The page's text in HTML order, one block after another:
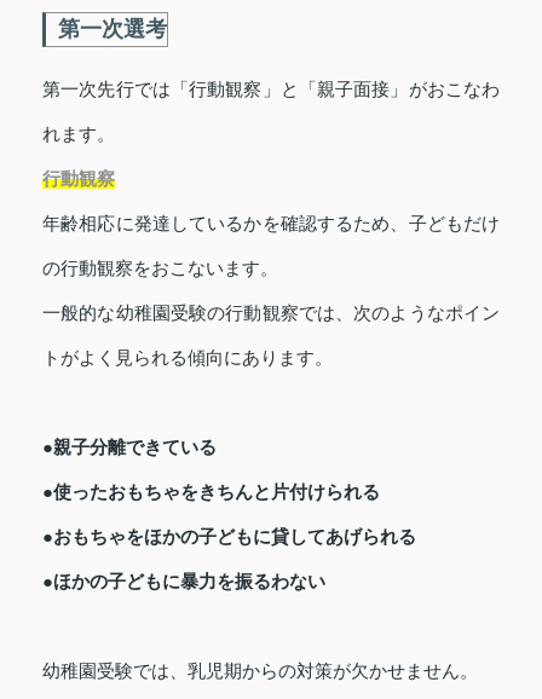
第一次選考
第一次先行では「行動観察」と「親子面接」がおこなわ
れます。
行動観察
年齢相応に発達しているかを確認するため、子どもだけ
の行動観察をおこないます。
一般的な幼稚園受験の行動観察では、次のようなポイン
トがよく見られる傾向にあります。
●親子分離できている
●使ったおもちゃをきちんと片付けられる
●おもちゃをほかの子どもに貸してあげられる
●ほかの子どもに暴力を振るわない
幼稚園受験では、乳児期からの対策が欠かせません。